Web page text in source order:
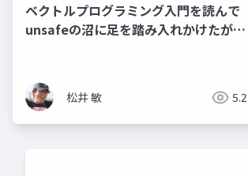
ベクトルプログラミング入門を読んで
unsafeの沼に足を踏み入れかけたが
松井 敏